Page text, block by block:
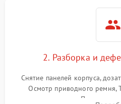
2. Разборка и
Снятие панелей корпуса,
Осмотр приводного ремня,
амортизаторов. Проверка